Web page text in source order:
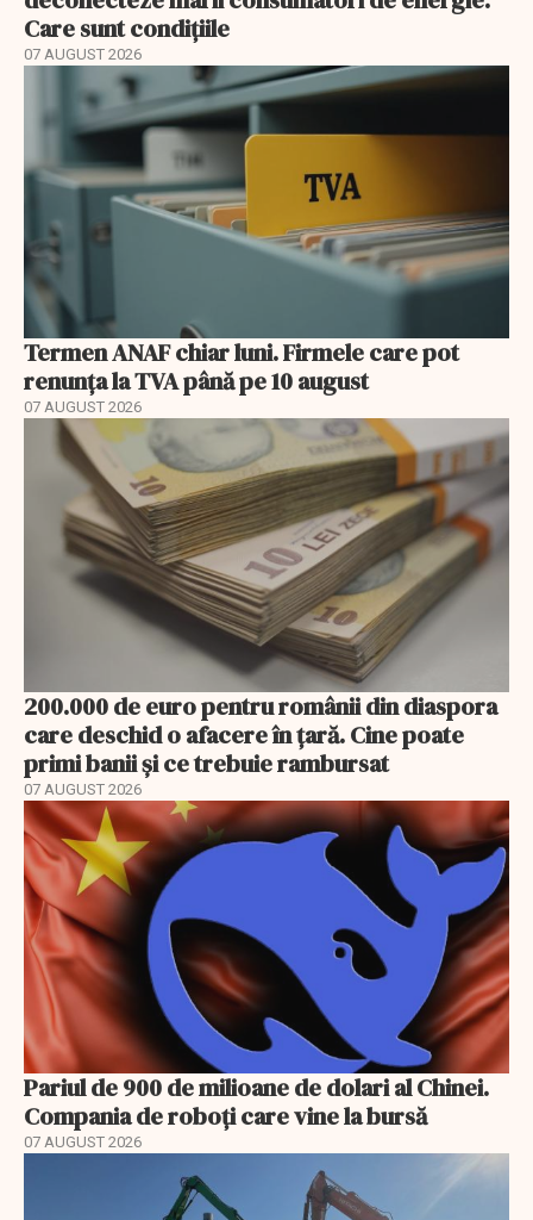
Care sunt condițiile
07 AUGUST 2026
Termen ANAF chiar luni. Firmele care pot
renunța la TVA până pe 10 august
07 AUGUST 2026
200.000 de euro pentru românii din diaspora
care deschid o afacere în țară. Cine poate
primi banii și ce trebuie rambursat
07 AUGUST 2026
Pariul de 900 de milioane de dolari al Chinei.
Compania de roboți care vine la bursă
07 AUGUST 2026